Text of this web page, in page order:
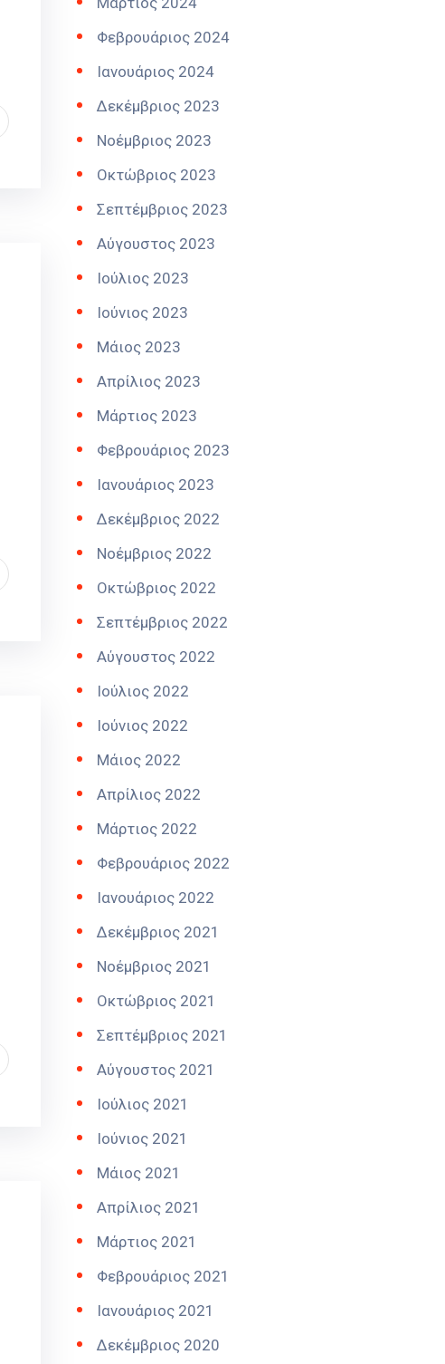
Φεβρουάριος 2024
Ιανουάριος 2024
Δεκέμβριος 2023
Νοέμβριος 2023
Οκτώβριος 2023
Σεπτέμβριος 2023
Αύγουστος 2023
Ιούλιος 2023
Ιούνιος 2023
Μάιος 2023
Απρίλιος 2023
Μάρτιος 2023
Φεβρουάριος 2023
Ιανουάριος 2023
Δεκέμβριος 2022
Νοέμβριος 2022
Οκτώβριος 2022
Σεπτέμβριος 2022
Αύγουστος 2022
Ιούλιος 2022
Ιούνιος 2022
Μάιος 2022
Απρίλιος 2022
Μάρτιος 2022
Φεβρουάριος 2022
Ιανουάριος 2022
Δεκέμβριος 2021
Νοέμβριος 2021
Οκτώβριος 2021
Σεπτέμβριος 2021
Αύγουστος 2021
Ιούλιος 2021
Ιούνιος 2021
Μάιος 2021
Απρίλιος 2021
Μάρτιος 2021
Φεβρουάριος 2021
Ιανουάριος 2021
Δεκέμβριος 2020